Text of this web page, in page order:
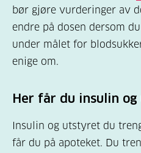
bør gjøre vurderinger av
endre på dosen dersom
under målet for
enige om.
Her får du insulin
Insulin og utstyret du
får du på apoteket. Du